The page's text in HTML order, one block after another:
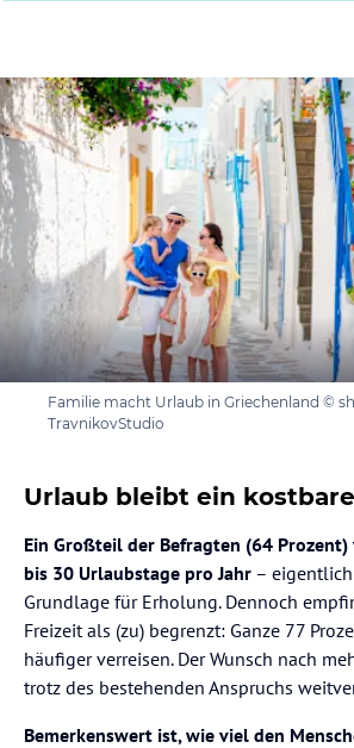
Familie macht Urlaub in Griechenland ©
TravnikovStudio
Urlaub bleibt ein
Ein Großteil der Befragten (64
bis 30 Urlaubstage pro Jahr –
Grundlage für Erholung. Dennoch
Freizeit als (zu) begrenzt: Ganze 77
häufiger verreisen. Der Wunsch nach
trotz des bestehenden Anspruchs
Bemerkenswert ist, wie viel den